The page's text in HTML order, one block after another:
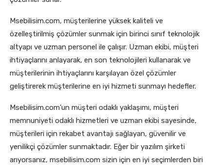
Msebilisim.com, müşterilerine yüksek kaliteli ve
özelleştirilmiş çözümler sunmak için birinci sınıf teknolojik
altyapı ve uzman personel ile çalışır. Uzman ekibi, müşteri
ihtiyaçlarını anlayarak, en son teknolojileri kullanarak ve
müşterilerinin ihtiyaçlarını karşılayan özel çözümler
geliştirerek müşterilerine en iyi hizmeti sunmayı hedefler.
Msebilisim.com’un müşteri odaklı yaklaşımı, müşteri
memnuniyeti odaklı hizmetleri ve uzman ekibi sayesinde,
müşterileri için rekabet avantajı sağlayan, güvenilir ve
yenilikçi çözümler sunmaktadır. Eğer bir yazılım şirketi
arıyorsanız, msebilisim.com sizin için en iyi seçimlerden biri